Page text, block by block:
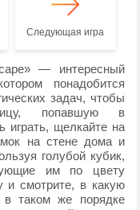
Следующая игра
— интересный
понадобится
задач, чтобы
попавшую в
играть, щелкайте на
на стене дома и
голубой кубик,
им по цвету
и смотрите, в какую
в таком же порядке